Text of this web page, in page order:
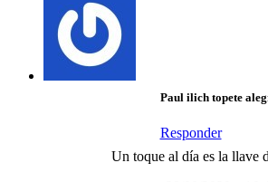
Paul ilich topete
Responder
Un toque al día es la llave